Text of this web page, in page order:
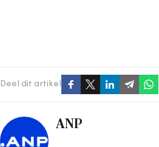
Deel dit artikel
ANP